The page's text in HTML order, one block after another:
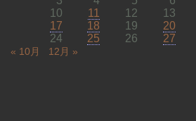
10
11 12 13
17
18 19 20
24
25 26 27
« 10月 12月 »